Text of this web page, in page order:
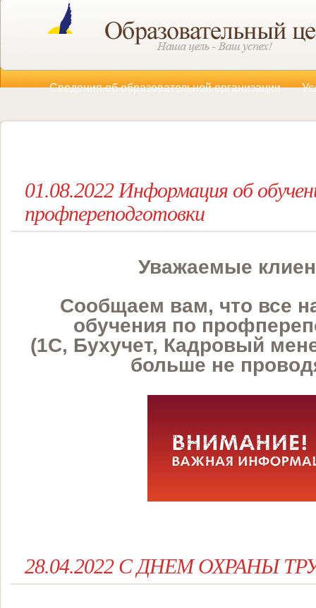
Сведения об образовательной организации
01.08.2022 Информация об
профпереподготовки
Уважаемые
Сообщаем вам, что все
обучения по
(1С, Бухучет, Кадровый
больше не
28.04.2022 С ДНЕМ ОХРАНЫ